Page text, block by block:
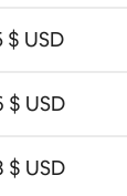
$ USD
$ USD
$ USD